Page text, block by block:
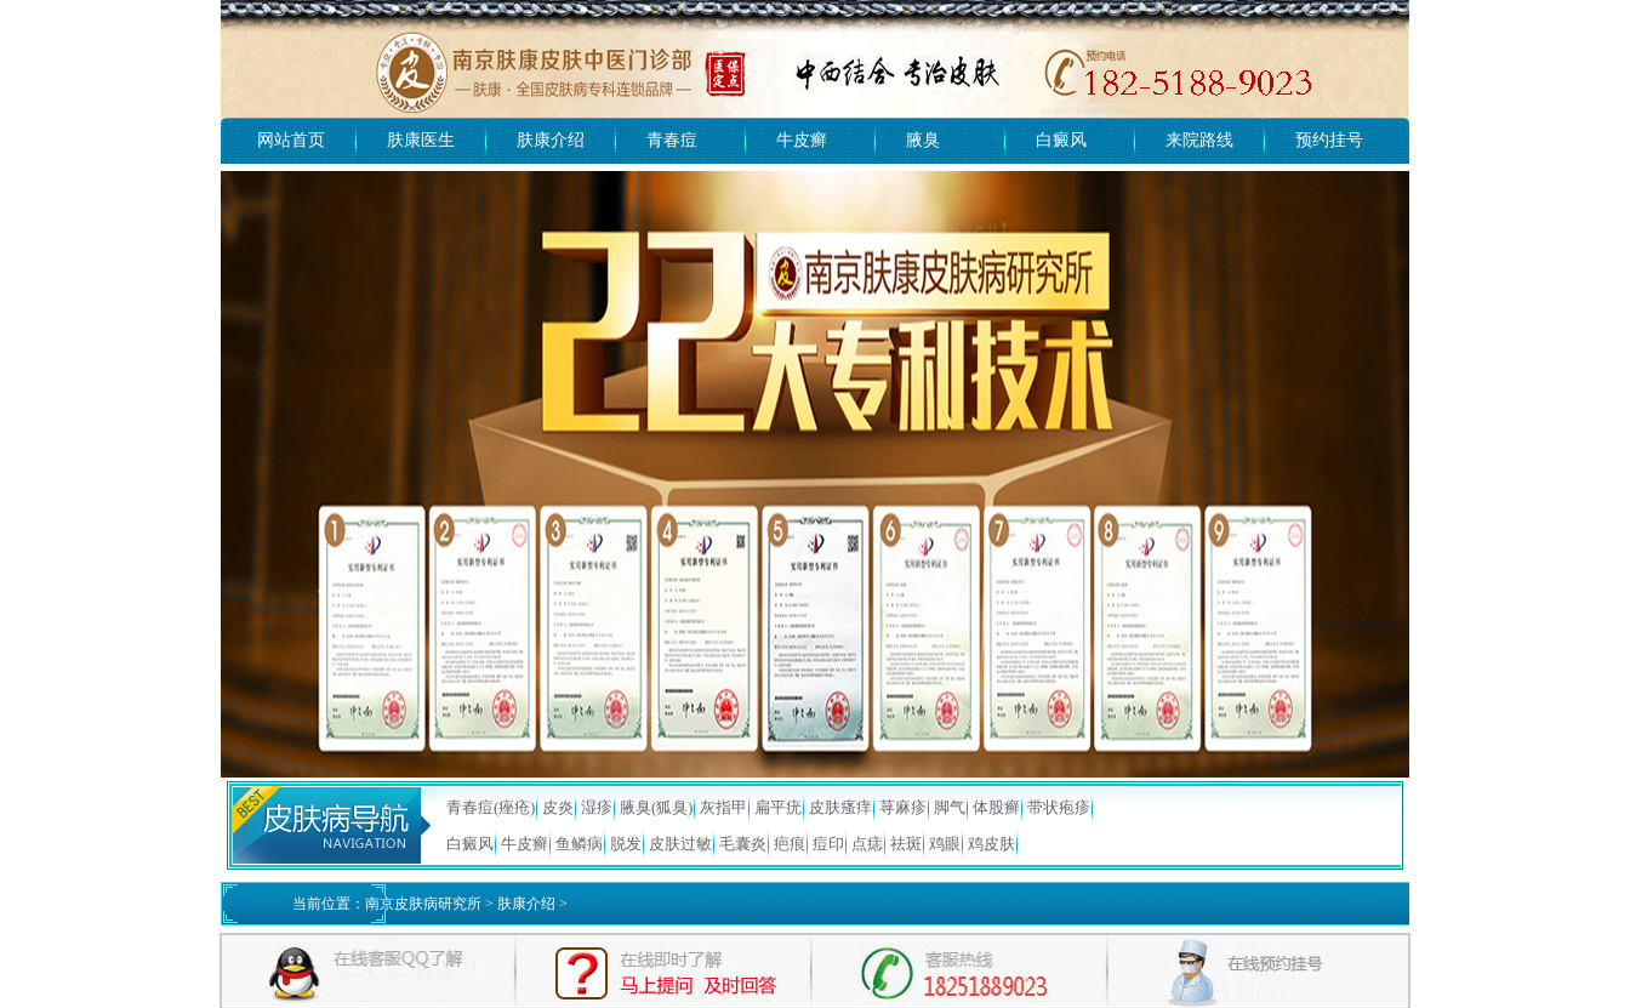
网站首页 肤康医生 肤康介绍 青春痘 牛皮癣 腋臭 白癜风 来院路线 预约挂号
青春痘(痤疮) 皮炎 湿疹 腋臭(狐臭) 灰指甲 扁平疣 皮肤瘙痒 荨麻疹 脚气 体股癣 带状疱疹
白癜风 牛皮癣 鱼鳞病 脱发 皮肤过敏 毛囊炎 疤痕 痘印 点痣 祛斑 鸡眼 鸡皮肤
当前位置： 南京皮肤病研究所 > 肤康介绍 >